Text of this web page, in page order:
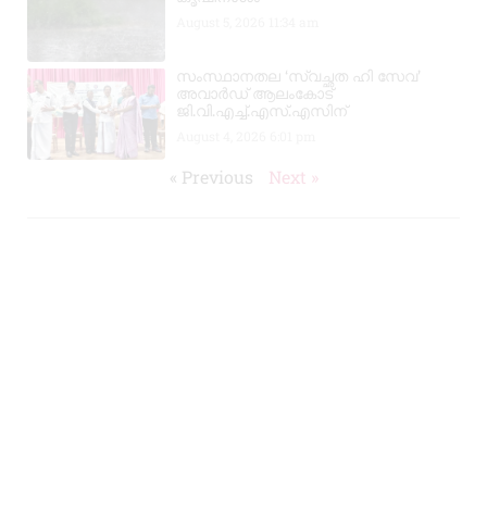
സംസ്ഥാനതല ‘സ്വച്ഛത ഹി സേവ’
അവാർഡ് ആലംകോട്
ജി.വി.എച്ച്.എസ്.എസിന്
« Previous Next »